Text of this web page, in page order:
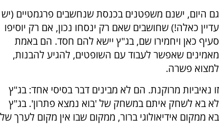
גם היום, ישנם משפטנים בכנסת שנחשבים פרגמטיים (יש
עדיין כאלה!) שחושבים שאם רק ינסחו נכון, אם רק יוסיפו
סעיף כאן ויחמירו שם, בג"ץ יישא להם חסד. הם באמת
מאמינים שאפשר לעבוד עם השופטים, להגיע להבנות,
למצוא פשרה.
זו נאיביות מרוקנת. הם לא מבינים דבר בסיסי אחד: בג"ץ
לא בא לשחק איתם במשחק של 'בוא נמצא פתרון'. בג"ץ
בא ממקום אידיאולוגי ברור, ממקום שבו אין מקום לערך של